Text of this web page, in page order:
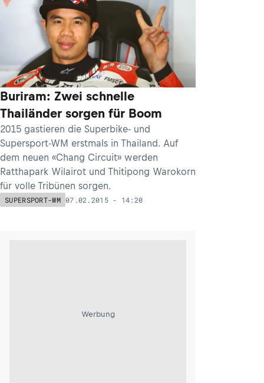
Buriram: Zwei schnelle
Thailänder sorgen für Boom
2015 gastieren die Superbike- und
Supersport-WM erstmals in Thailand. Auf
dem neuen «Chang Circuit» werden
Ratthapark Wilairot und Thitipong Warokorn
für volle Tribünen sorgen.
SUPERSPORT-WM 07.02.2015 - 14:20
Werbung